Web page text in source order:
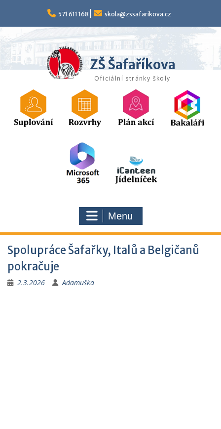
content
571 611 168 skola@zssafarikova.cz
ZŠ Šafaříkova
Oficiální stránky školy
Menu
Spolupráce Šafařky, Italů a Belgičanů
pokračuje
2.3.2026 Adamuška